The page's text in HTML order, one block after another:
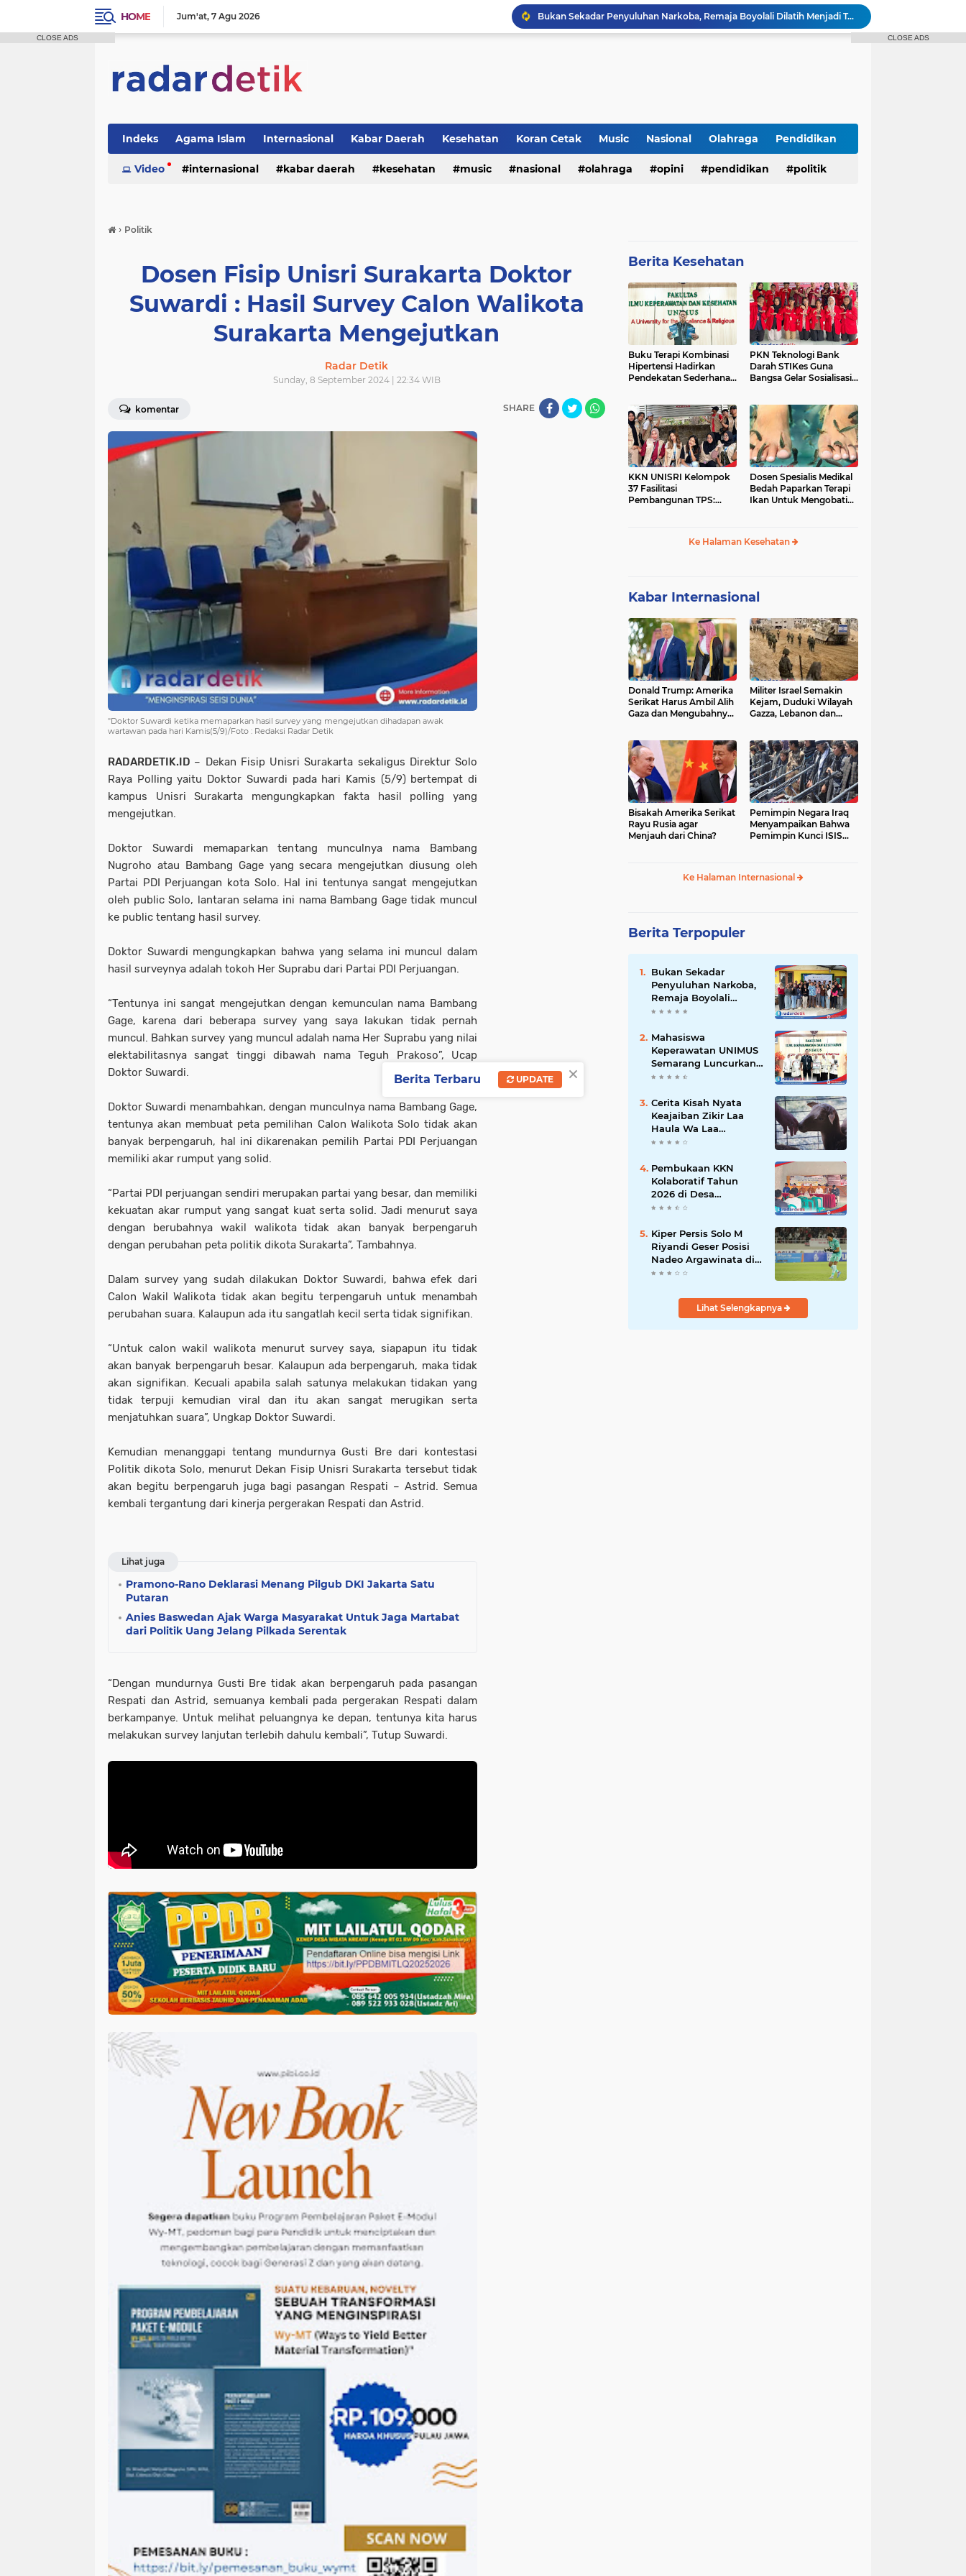
HOME Jum'at 7 Agu 2026 Bukan Sekadar Penyuluhan Narkoba, Remaja Boyolali Dilatih Menjadi Tempat Curhat yang Aman bagi TemannyaMahasiswa Keperawatan UNIMUS Semarang Luncurkan SLEEP-7, Model Keperawatan Digital Hibrida Berbasis Riset untuk Tingkatkan Kualitas Tidur Pasien Hipertensi
Pekarangan Sempit Jadi Lumbung Pangan, Dosen UNJAYA Dorong Perempuan Bangun Ketahanan Pangan Keluarga Lewat Vertikultur
Kultum Ramadhan : Agar Tidak Masuk Neraka Sebelum Mati
Pembukaan KKN Kolaboratif Tahun 2026 di Desa Bantaragung: Wujud Sinergi Perguruan Tinggi dalam Pemberdayaan Masyarakat
Indeks Agama Islam Internasional Kabar Daerah Kesehatan Koran Cetak Music Nasional Olahraga Pendidikan
Politik Tutorial
Video internasional kabar daerah kesehatan music nasional olahraga opini pendidikan politik
› Politik
Dosen Fisip Unisri Surakarta Doktor
Suwardi : Hasil Survey Calon Walikota
Surakarta Mengejutkan
Radar Detik
Sunday, 8 September 2024 | 22:34 WIB
komentar SHARE
"Doktor Suwardi ketika memaparkan hasil survey yang mengejutkan dihadapan awak
wartawan pada hari Kamis(5/9)/Foto : Redaksi Radar Detik
RADARDETIK.ID – Dekan Fisip Unisri Surakarta sekaligus Direktur Solo
Raya Polling yaitu Doktor Suwardi pada hari Kamis (5/9) bertempat di
kampus Unisri Surakarta mengungkapkan fakta hasil polling yang
mengejutkan.
Doktor Suwardi memaparkan tentang munculnya nama Bambang
Nugroho atau Bambang Gage yang secara mengejutkan diusung oleh
Partai PDI Perjuangan kota Solo. Hal ini tentunya sangat mengejutkan
oleh public Solo, lantaran selama ini nama Bambang Gage tidak muncul
ke public tentang hasil survey.
Doktor Suwardi mengungkapkan bahwa yang selama ini muncul dalam
hasil surveynya adalah tokoh Her Suprabu dari Partai PDI Perjuangan.
“Tentunya ini sangat mengejutkan dengan kemunculan nama Bambang
Gage, karena dari beberapa survey yang saya lakukan tidak pernah
muncul. Bahkan survey yang muncul adalah nama Her Suprabu yang nilai
elektabilitasnya sangat tinggi dibawah nama Teguh Prakoso”, Ucap
Doktor Suwardi.
Doktor Suwardi menambahkan, dengan munculnya nama Bambang Gage,
tentunya akan membuat peta pemilihan Calon Walikota Solo tidak akan
banyak berpengaruh, hal ini dikarenakan pemilih Partai PDI Perjuangan
memiliki akar rumput yang solid.
“Partai PDI perjuangan sendiri merupakan partai yang besar, dan memiliki
kekuatan akar rumput yang sangat kuat serta solid. Jadi menurut saya
dengan berubahnya wakil walikota tidak akan banyak berpengaruh
dengan perubahan peta politik dikota Surakarta”, Tambahnya.
Dalam survey yang sudah dilakukan Doktor Suwardi, bahwa efek dari
Calon Wakil Walikota tidak akan begitu terpengaruh untuk menambah
perubahan suara. Kalaupun ada itu sangatlah kecil serta tidak signifikan.
“Untuk calon wakil walikota menurut survey saya, siapapun itu tidak
akan banyak berpengaruh besar. Kalaupun ada berpengaruh, maka tidak
akan signifikan. Kecuali apabila salah satunya melakukan tidakan yang
tidak terpuji kemudian viral dan itu akan sangat merugikan serta
menjatuhkan suara”, Ungkap Doktor Suwardi.
Kemudian menanggapi tentang mundurnya Gusti Bre dari kontestasi
Politik dikota Solo, menurut Dekan Fisip Unisri Surakarta tersebut tidak
akan begitu berpengaruh juga bagi pasangan Respati – Astrid. Semua
kembali tergantung dari kinerja pergerakan Respati dan Astrid.
Lihat juga
Pramono-Rano Deklarasi Menang Pilgub DKI Jakarta Satu
Putaran
Anies Baswedan Ajak Warga Masyarakat Untuk Jaga Martabat
dari Politik Uang Jelang Pilkada Serentak
“Dengan mundurnya Gusti Bre tidak akan berpengaruh pada pasangan
Respati dan Astrid, semuanya kembali pada pergerakan Respati dalam
berkampanye. Untuk melihat peluangnya ke depan, tentunya kita harus
melakukan survey lanjutan terlebih dahulu kembali”, Tutup Suwardi.
Berita Kesehatan
Buku Terapi Kombinasi
Hipertensi Hadirkan
Pendekatan Sederhana
PKN Teknologi Bank
Darah STIKes Guna
Bangsa Gelar Sosialisasi
Warga Dusun Petung
Kepuharjo,
Cangkringan, Sleman
KKN UNISRI Kelompok
37 Fasilitasi
Pembangunan TPS:
Pengelolaan Sampah
Dosen Spesialis Medikal
Bedah Paparkan Terapi
Ikan Untuk Mengobati
Ke Halaman Kesehatan
CLOSE ADS CLOSE ADS
Kabar Internasional
Donald Trump: Amerika
Serikat Harus Ambil Alih
Gaza dan Mengubahnya
Militer Israel Semakin
Kejam, Duduki Wilayah
Gazza, Lebanon dan
Bisakah Amerika Serikat
Rayu Rusia agar
Menjauh dari China?
Pemimpin Negara Iraq
Menyampaikan Bahwa
Pemimpin Kunci ISIS
Ke Halaman Internasional
Berita Terpopuler
Bukan Sekadar
Penyuluhan Narkoba,
Remaja Boyolali
Dilatih Menjadi
Aman bagi Temannya
Mahasiswa
Keperawatan UNIMUS
Semarang Luncurkan
SLEEP-7, Model
Hibrida Berbasis Riset
untuk Tingkatkan
Kualitas Tidur Pasien
Hipertensi
Cerita Kisah Nyata
Keajaiban Zikir Laa
Haula Wa Laa
Quwwata Illa Billah,
Membawa Ratusan
Kambing
Pembukaan KKN
Kolaboratif Tahun
2026 di Desa
Bantaragung: Wujud
Tinggi dalam
Pemberdayaan
Masyarakat
Kiper Persis Solo M
Riyandi Geser Posisi
Nadeo Argawinata di
Sektor Penjaga
Indonesia
Lihat Selengkapnya
×
Berita Terbaru UPDATE